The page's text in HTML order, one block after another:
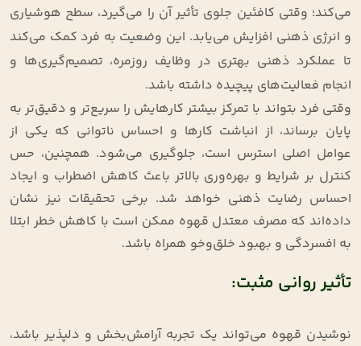
می‌کند؛ وقتی کافئین جلوی تأثیر آن را می‌گیرد، سطح هوشیاری
و انرژی ذهنی افزایش می‌یابد. این وضعیت به فرد کمک می‌کند
تا عملکرد ذهنی بهتری در وظایف روزمره، تصمیم‌گیری‌ها و
انجام فعالیت‌های پیچیده داشته باشد.
وقتی فرد بتواند با تمرکز بیشتر کارهایش را سریع‌تر و دقیق‌تر به
پایان برساند، از انباشت کارها و احساس ناتوانی که یکی از
عوامل اصلی استرس است، جلوگیری می‌شود. همچنین، حس
کنترل بر شرایط و بهره‌وری بالاتر باعث کاهش اضطراب و ایجاد
احساس رضایت ذهنی خواهد شد. برخی تحقیقات نیز نشان
داده‌اند که مصرف معتدل قهوه ممکن است با کاهش خطر ابتلا
به افسردگی و بهبود خلق‌وخو همراه باشد.
تأثیر روانی مثبت:
نوشیدن قهوه می‌تواند یک تجربه آرامش‌بخش و دلپذیر باشد،